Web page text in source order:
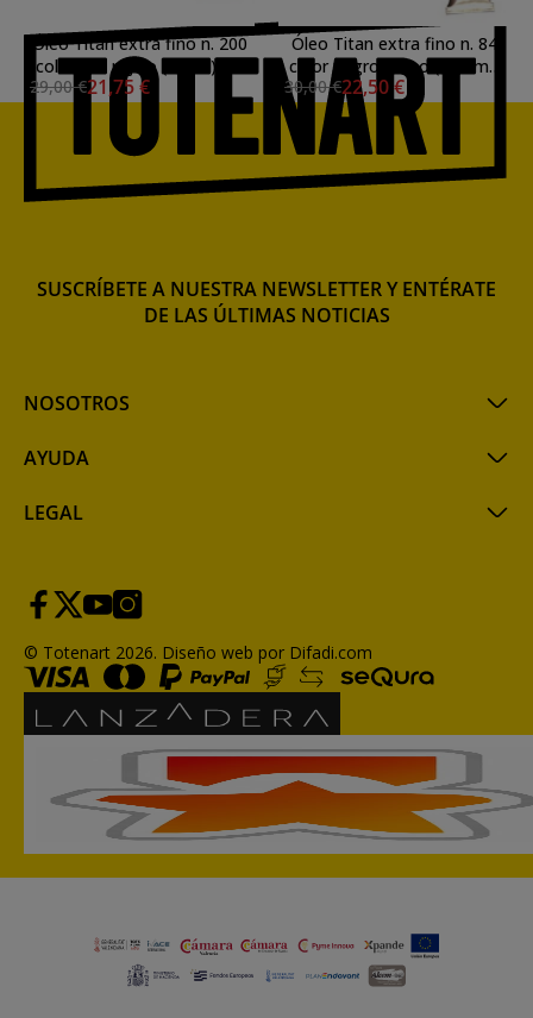
Óleo Titan extra fino n. 200
color oro rojizo (60 ml) S.3
29,00 €21,75 €
Óleo Titan extra fino n. 84
color negro humo (200 ml)
S.1
30,00 €22,50 €
NOSOTROS
AYUDA
LEGAL
SUSCRÍBETE A NUESTRA NEWSLETTER Y ENTÉRATE
DE LAS ÚLTIMAS NOTICIAS
© Totenart 2026. Diseño web por Difadi.com